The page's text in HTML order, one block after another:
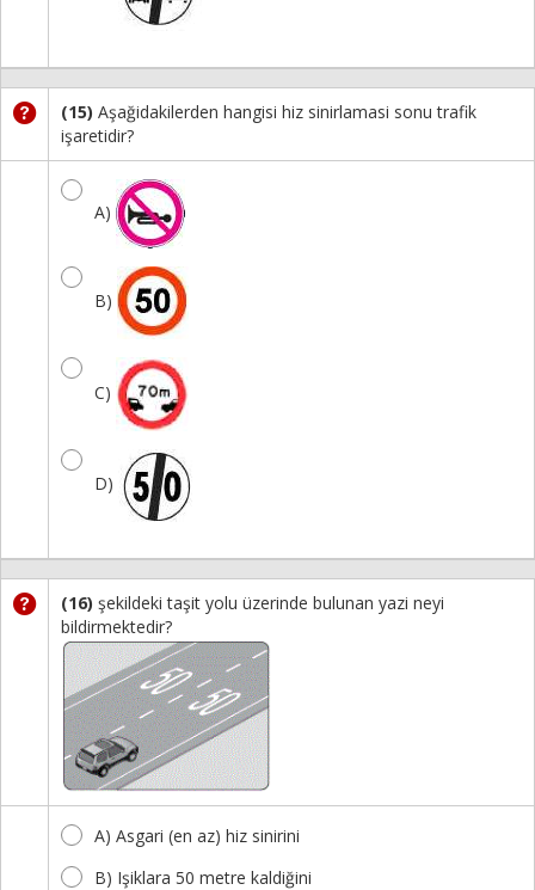
(15) Aşağidakilerden hangisi hiz sinirlamasi sonu trafik
işaretidir?
A)
B)
C)
D)
(16) şekildeki taşit yolu üzerinde bulunan yazi neyi
bildirmektedir?
A) Asgari (en az) hiz sinirini
B) Işiklara 50 metre kaldiğini